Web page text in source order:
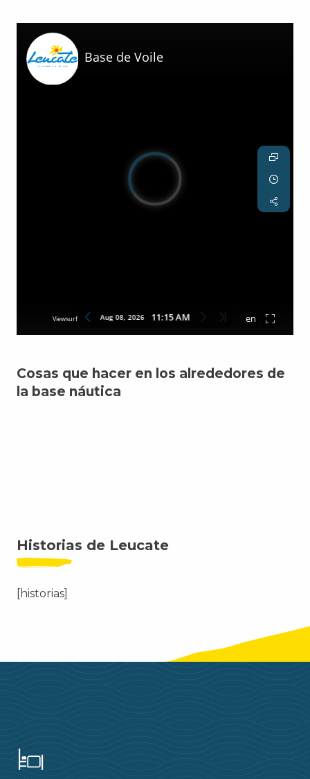
Cosas que hacer en los alrededores de
la base náutica
Historias de Leucate
[historias]